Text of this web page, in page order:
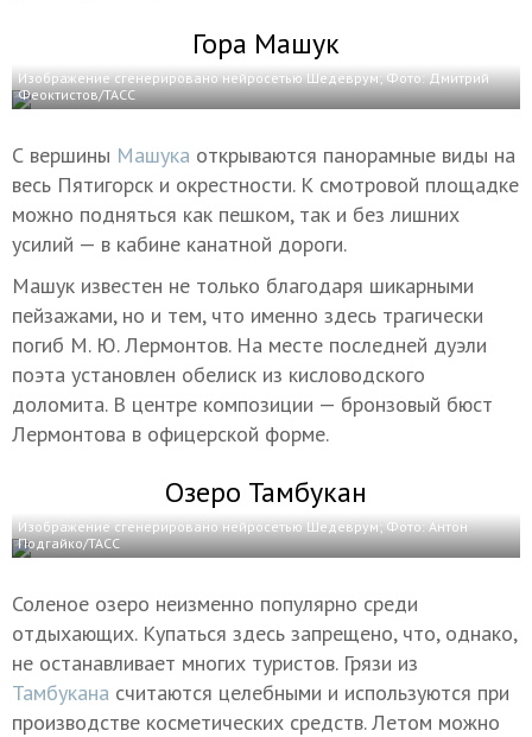
Гора Машук
Изображение сгенерировано нейросетью Шедеврум; Фото: Дмитрий
Феоктистов/ТАСС
С вершины Машука открываются панорамные виды на
весь Пятигорск и окрестности. К смотровой площадке
можно подняться как пешком, так и без лишних
усилий — в кабине канатной дороги.
Машук известен не только благодаря шикарными
пейзажами, но и тем, что именно здесь трагически
погиб М. Ю. Лермонтов. На месте последней дуэли
поэта установлен обелиск из кисловодского
доломита. В центре композиции — бронзовый бюст
Лермонтова в офицерской форме.
Озеро Тамбукан
Изображение сгенерировано нейросетью Шедеврум; Фото: Антон
Подгайко/ТАСС
Соленое озеро неизменно популярно среди
отдыхающих. Купаться здесь запрещено, что, однако,
не останавливает многих туристов. Грязи из
Тамбукана считаются целебными и используются при
производстве косметических средств. Летом можно